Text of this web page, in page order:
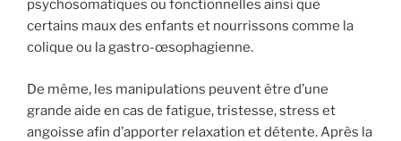
psychosomatiques ou fonctionnelles ainsi que
certains maux des enfants et nourrissons comme la
colique ou la gastro-œsophagienne.
De même, les manipulations peuvent être d’une
grande aide en cas de fatigue, tristesse, stress et
angoisse afin d’apporter relaxation et détente. Après la